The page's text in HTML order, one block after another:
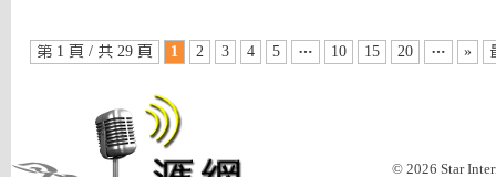
第 1 頁 / 共 29 頁 1 2 3 4 5 … 10 15 20 … »
© 2026 Star